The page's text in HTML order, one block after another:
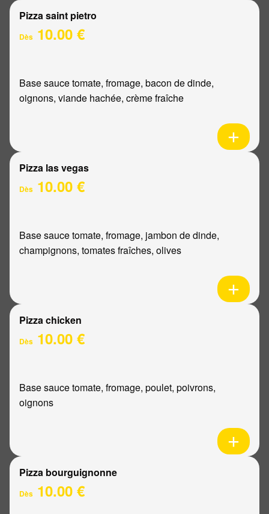
Pizza saint pietro
Dès 10.00 €
Base sauce tomate, fromage, bacon de dinde,
oignons, viande hachée, crème fraîche
Pizza las vegas
Dès 10.00 €
Base sauce tomate, fromage, jambon de dinde,
champignons, tomates fraîches, olives
Pizza chicken
Dès 10.00 €
Base sauce tomate, fromage, poulet, poivrons,
oignons
Pizza bourguignonne
Dès 10.00 €